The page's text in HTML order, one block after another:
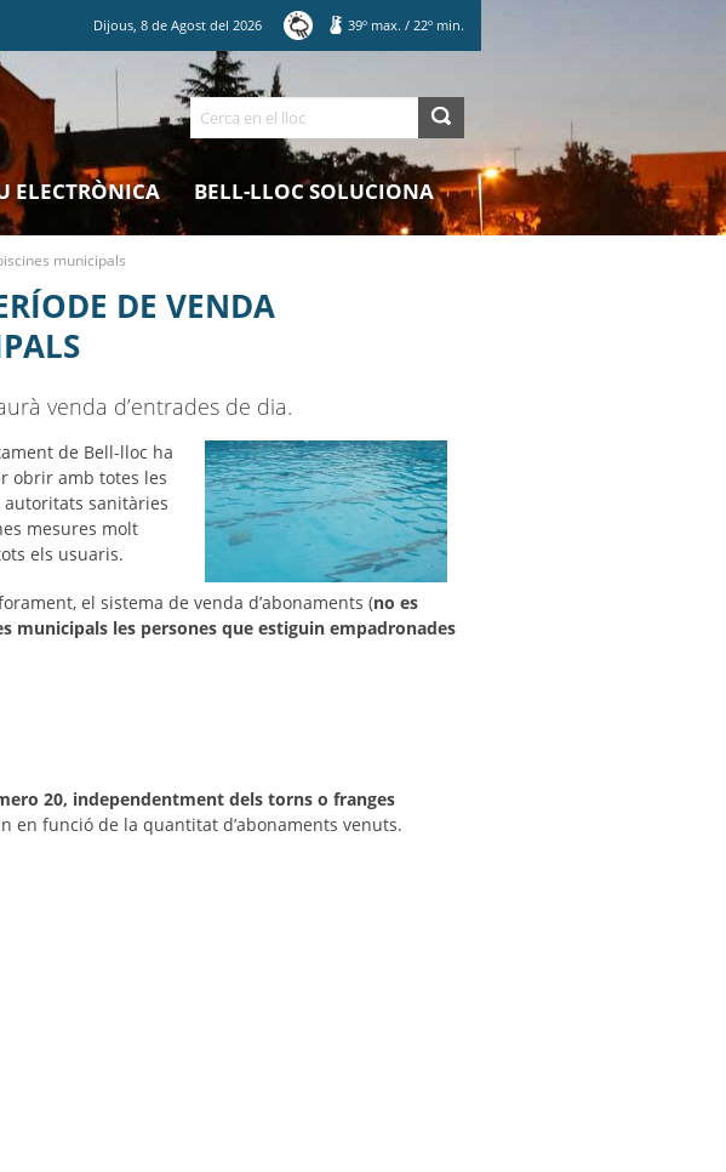
Dijous,8 deAgost del2026 39º max. / 22º min.
Cerca
ELECTRÒNICA BELL-LLOC SOLUCIONA
municipals
DE VENDA
venda d’entrades de dia.
de Bell-lloc ha
obrir amb totes les
autoritats sanitàries
mesures molt
els usuaris.
el sistema de venda d’abonaments (no es
municipals les persones que estiguin empadronades
20, independentment dels torns o franges
en funció de la quantitat d’abonaments venuts.